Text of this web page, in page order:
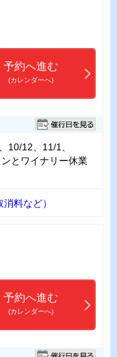
予約へ進む
(カレンダーへ)
10/12、11/1、
とワイナリー休業
料など）
予約へ進む
(カレンダーへ)